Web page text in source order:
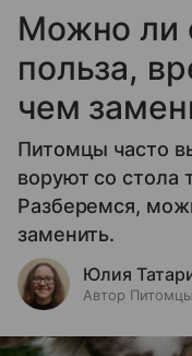
Можно ли
польза,
чем
Питомцы часто
воруют со стола
Разберемся,
заменить.
Юлия
Автор